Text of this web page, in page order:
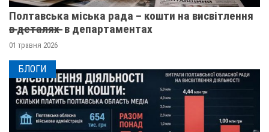
Полтавська міська рада – кошти на висвітлення
в̶ ̶д̶е̶т̶а̶л̶я̶х̶ ̶ в департаментах
01 травня 2026
БЛОГИ